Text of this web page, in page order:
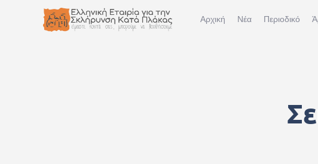
Αρχική Νέα Περιοδικό